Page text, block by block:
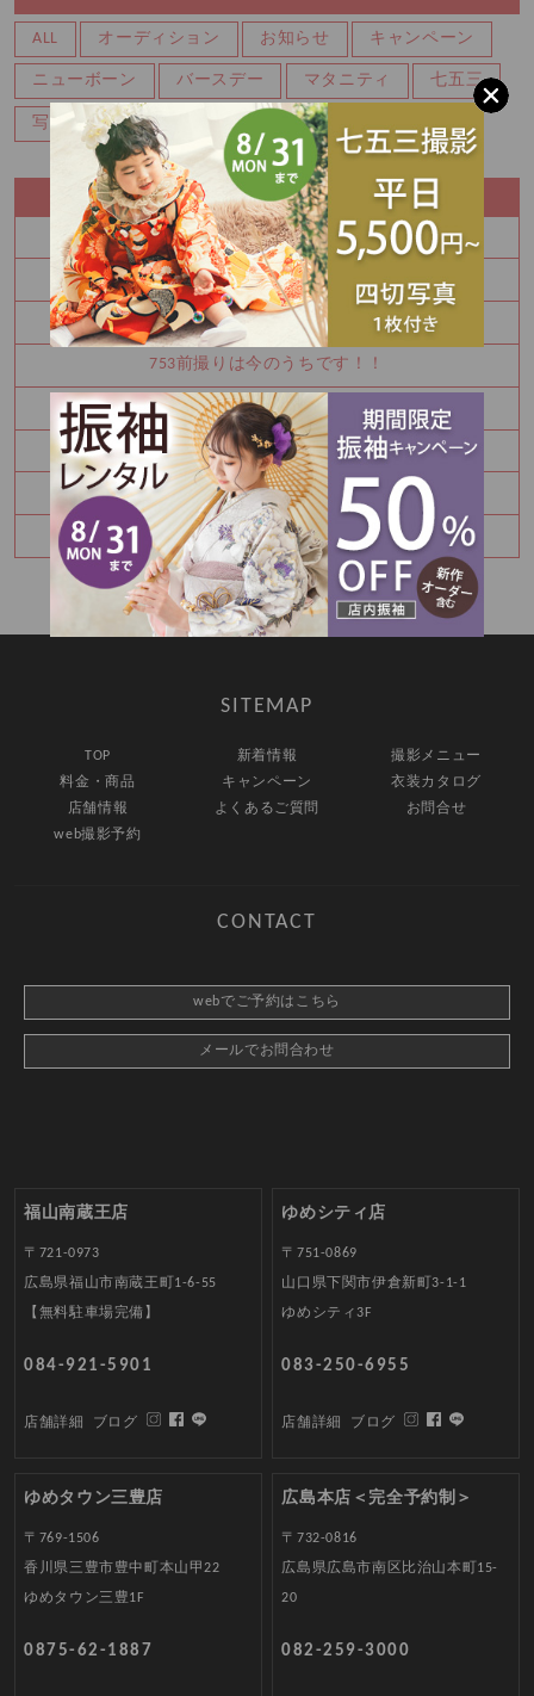
ALL オーディション お知らせ キャンペーン
ニューボーン バースデー マタニティ 七五三
写真 成人式振袖
RECENT ENTRY
BABYの記念撮影も♡
ココロフル三豊店からのお知らせ
BABYの記念撮影も♡
753前撮りは今のうちです！！
振袖レンタルイベント開催中☆彡
BABYの記念撮影も♡
振袖レンタルイベント開催中☆彡
BABYの記念撮影も♡
SITEMAP
TOP 新着情報
撮影メニュー
料金・商品
キャンペーン
衣装カタログ
店舗情報
よくあるご質問
お問合せ
web撮影予約
CONTACT
webでご予約はこちら
メールでお問合わせ
福山南蔵王店
〒721-0973
広島県福山市南蔵王町1-6-55
【無料駐車場完備】
084-921-5901
店舗詳細 ブログ
ゆめシティ店
〒751-0869
山口県下関市伊倉新町3-1-1
ゆめシティ3F
083-250-6955
店舗詳細 ブログ
ゆめタウン三豊店
〒769-1506
香川県三豊市豊中町本山甲22
ゆめタウン三豊1F
0875-62-1887
広島本店＜完全予約制＞
〒732-0816
広島県広島市南区比治山本町15-
20
082-259-3000